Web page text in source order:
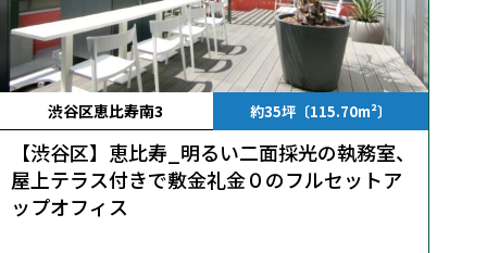
渋谷区恵比寿南3 約35坪〔115.70m²〕
【渋谷区】恵比寿_明るい二面採光の執務室、
屋上テラス付きで敷金礼金０のフルセットア
ップオフィス